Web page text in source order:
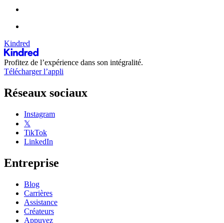
Kindred
Profitez de l’expérience dans son intégralité.
Télécharger l’appli
Réseaux sociaux
Instagram
𝕏
TikTok
LinkedIn
Entreprise
Blog
Carrières
Assistance
Créateurs
Appuyez